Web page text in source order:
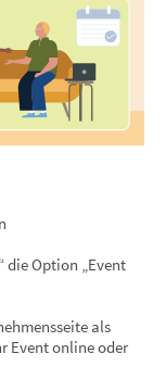
die Option „Event
als
Event online oder